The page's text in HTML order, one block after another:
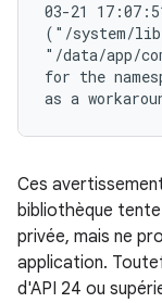
03-21
("/system/
"/data/app/
for the
Ces
bibliothèque
privée, mais ne
application.
d'API 24 ou